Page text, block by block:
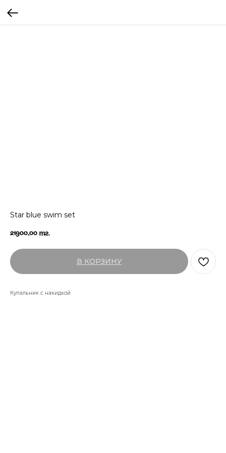
Star blue swim set
21900,00 тг.
В КОРЗИНУ
Купальник с накидкой